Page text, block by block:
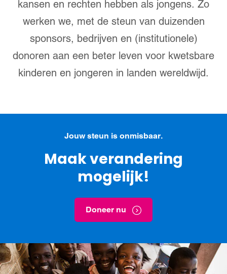
kansen en rechten hebben als jongens. Zo
werken we, met de steun van duizenden
sponsors, bedrijven en (institutionele)
donoren aan een beter leven voor kwetsbare
kinderen en jongeren in landen wereldwijd.
Jouw steun is onmisbaar.
Maak verandering
mogelijk!
Doneer nu